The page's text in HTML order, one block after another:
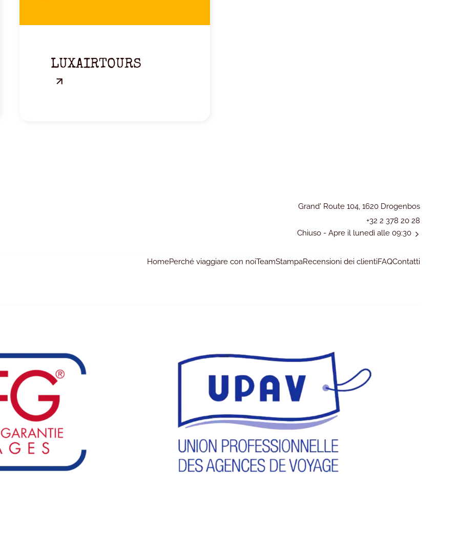
LUXAIRTOURS
Grand' Route 104, 1620 Drogenbos
+32 2 378 20 28
Chiuso - Apre il lunedì alle 09:30
HomePerché viaggiare con noiTeamStampaRecensioni dei clientiFAQContatti